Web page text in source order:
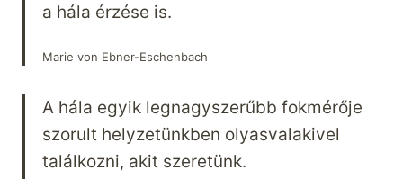
a hála érzése is.
Marie von Ebner-Eschenbach
A hála egyik legnagyszerűbb fokmérője
szorult helyzetünkben olyasvalakivel
találkozni, akit szeretünk.